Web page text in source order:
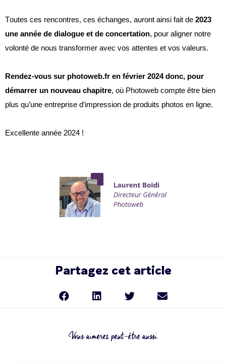
Toutes ces rencontres, ces échanges, auront ainsi fait de 2023
une année de dialogue et de concertation, pour aligner notre
volonté de nous transformer avec vos attentes et vos valeurs.
Rendez-vous sur photoweb.fr en février 2024 donc, pour
démarrer un nouveau chapitre, où Photoweb compte être bien
plus qu’une entreprise d’impression de produits photos en ligne.
Excellente année 2024 !
Partagez cet article
Vous aimerez peut-être aussi